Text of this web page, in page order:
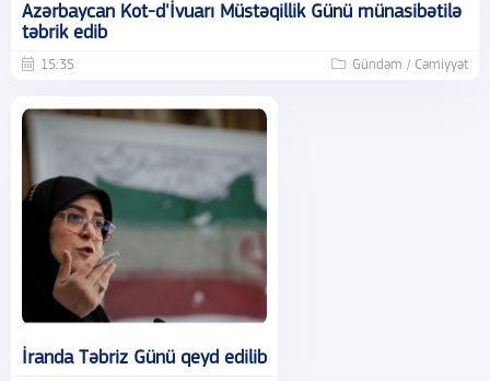
Azərbaycan Kot-d'İvuarı Müstəqillik Günü münasibətilə
təbrik edib
15:35 Gündəm / Cəmiyyət
İranda Təbriz Günü qeyd edilib